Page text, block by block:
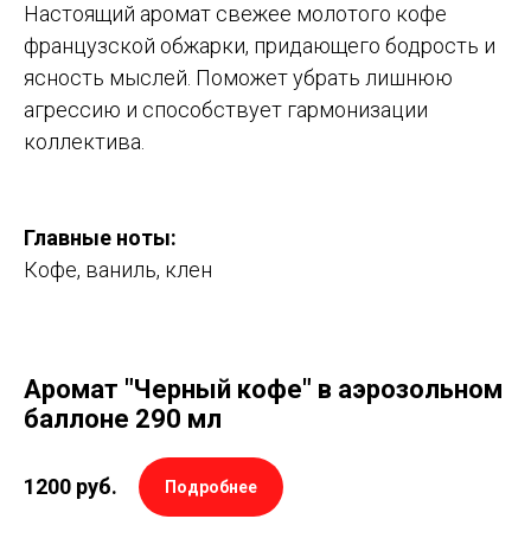
Настоящий аромат свежее молотого кофе
французской обжарки, придающего бодрость и
ясность мыслей. Поможет убрать лишнюю
агрессию и способствует гармонизации
коллектива.
Главные ноты:
Кофе, ваниль, клен
Аромат "Черный кофе" в аэрозольном
баллоне 290 мл
1200 руб. Подробнее